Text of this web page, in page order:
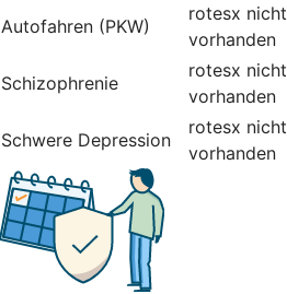
Autofahren (PKW)
rotesx nicht
vorhanden
Schizophrenie
rotesx nicht
vorhanden
Schwere Depression
rotesx nicht
vorhanden